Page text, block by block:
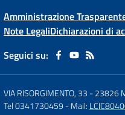
Amministrazione
Note LegaliDichiarazioni di
Seguici su:
VIA RISORGIMENTO, 33 -23826
Tel 0341730459 - Mail: